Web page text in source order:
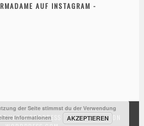
AUF INSTAGRAM
VON WORDPRESS |THEME: SELA VON
der Seite stimmst du der Verwendung
Informationen AKZEPTIEREN